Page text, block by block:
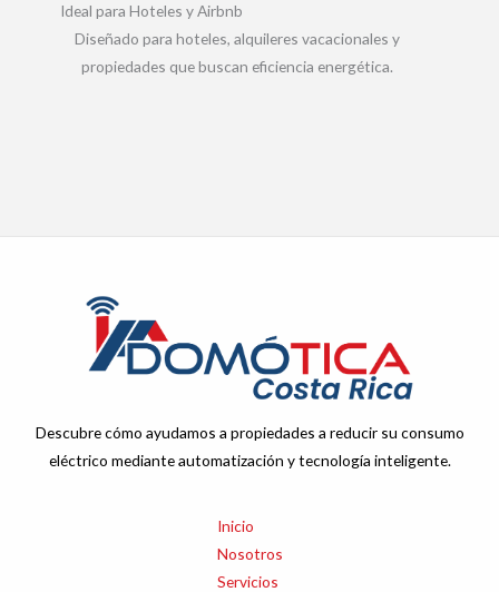
Ideal para Hoteles y Airbnb
Diseñado para hoteles, alquileres vacacionales y
propiedades que buscan eficiencia energética.
Descubre cómo ayudamos a propiedades a reducir su consumo
eléctrico mediante automatización y tecnología inteligente.
Inicio
Nosotros
Servicios